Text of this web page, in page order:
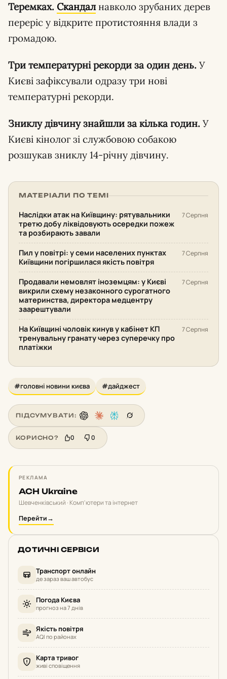
Теремках. Скандалнавколо зрубаних дерев
переріс у відкрите протистояння влади з
громадою.
Три температурні рекорди за один день. У
Києві зафіксували одразу три нові
температурні рекорди.
Зниклу дівчину знайшли за кілька годин. У
Києві кінолог зі службовою собакою
розшукав зниклу 14-річну дівчину.
МАТЕРІАЛИ ПО ТЕМІ
Наслідки атак на Київщину: рятувальники
третю добу ліквідовують осередки пожеж
та розбирають завали
7 Серпня
Пил у повітрі: у семи населених пунктах
Київщини погіршилася якість повітря
7 Серпня
Продавали немовлят іноземцям: у Києві
викрили схему незаконного сурогатного
материнства, директора медцентру
заарештували
7 Серпня
На Київщині чоловік кинув у кабінет КП
тренувальну гранату через суперечку про
платіжки
7 Серпня
#головні новини києва #дайджест
ПІДСУМУВАТИ:
КОРИСНО? 0 0
РЕКЛАМА
ACH Ukraine
Шевченківський · Комп'ютери та інтернет
Перейти→
ДОТИЧНІ СЕРВІСИ
Транспорт онлайн
де зараз ваш автобус
Погода Києва
прогноз на 7 днів
Якість повітря
AQI по районах
Карта тривог
живі сповіщення